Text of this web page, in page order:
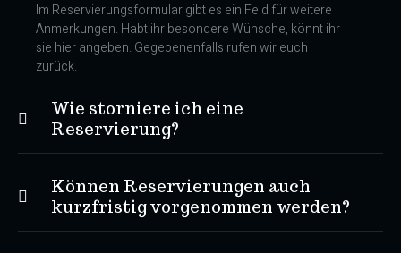
Im Reservierungsformular gibt es ein Feld für weitere
Anmerkungen. Habt ihr besondere Wünsche, könnt ihr
sie hier angeben. Gegebenenfalls rufen wir euch
zurück.
Wie storniere ich eine
Reservierung?
Können Reservierungen auch
kurzfristig vorgenommen werden?